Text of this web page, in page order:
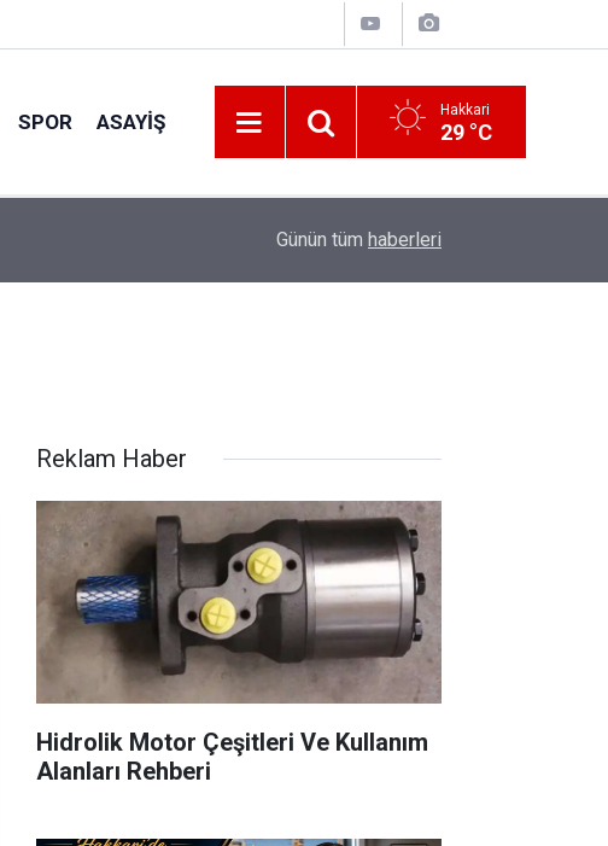
SPOR ASAYIŞ Hakkari
29 °C
Sağlık-Sen Hakkâri Şubesi’nde Genel kurul
Günün tüm haberleri
Reklam Haber
Hidrolik Motor Çeşitleri Ve Kullanım
Alanları Rehberi